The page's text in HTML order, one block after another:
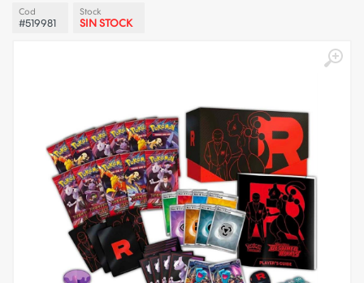
Cod
#519981
Stock
SIN STOCK